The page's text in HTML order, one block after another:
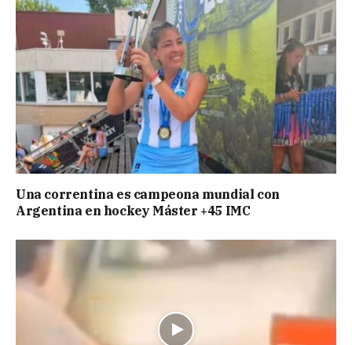
Una correntina es campeona mundial con
Argentina en hockey Máster +45 IMC